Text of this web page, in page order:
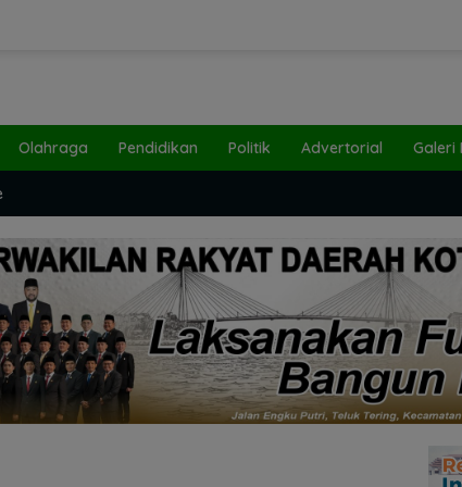
Olahraga Pendidikan Politik Advertorial Galeri